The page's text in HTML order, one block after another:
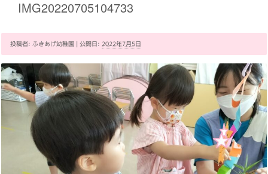
IMG20220705104733
投稿者: ふきあげ幼稚園 | 公開日: 2022年7月5日